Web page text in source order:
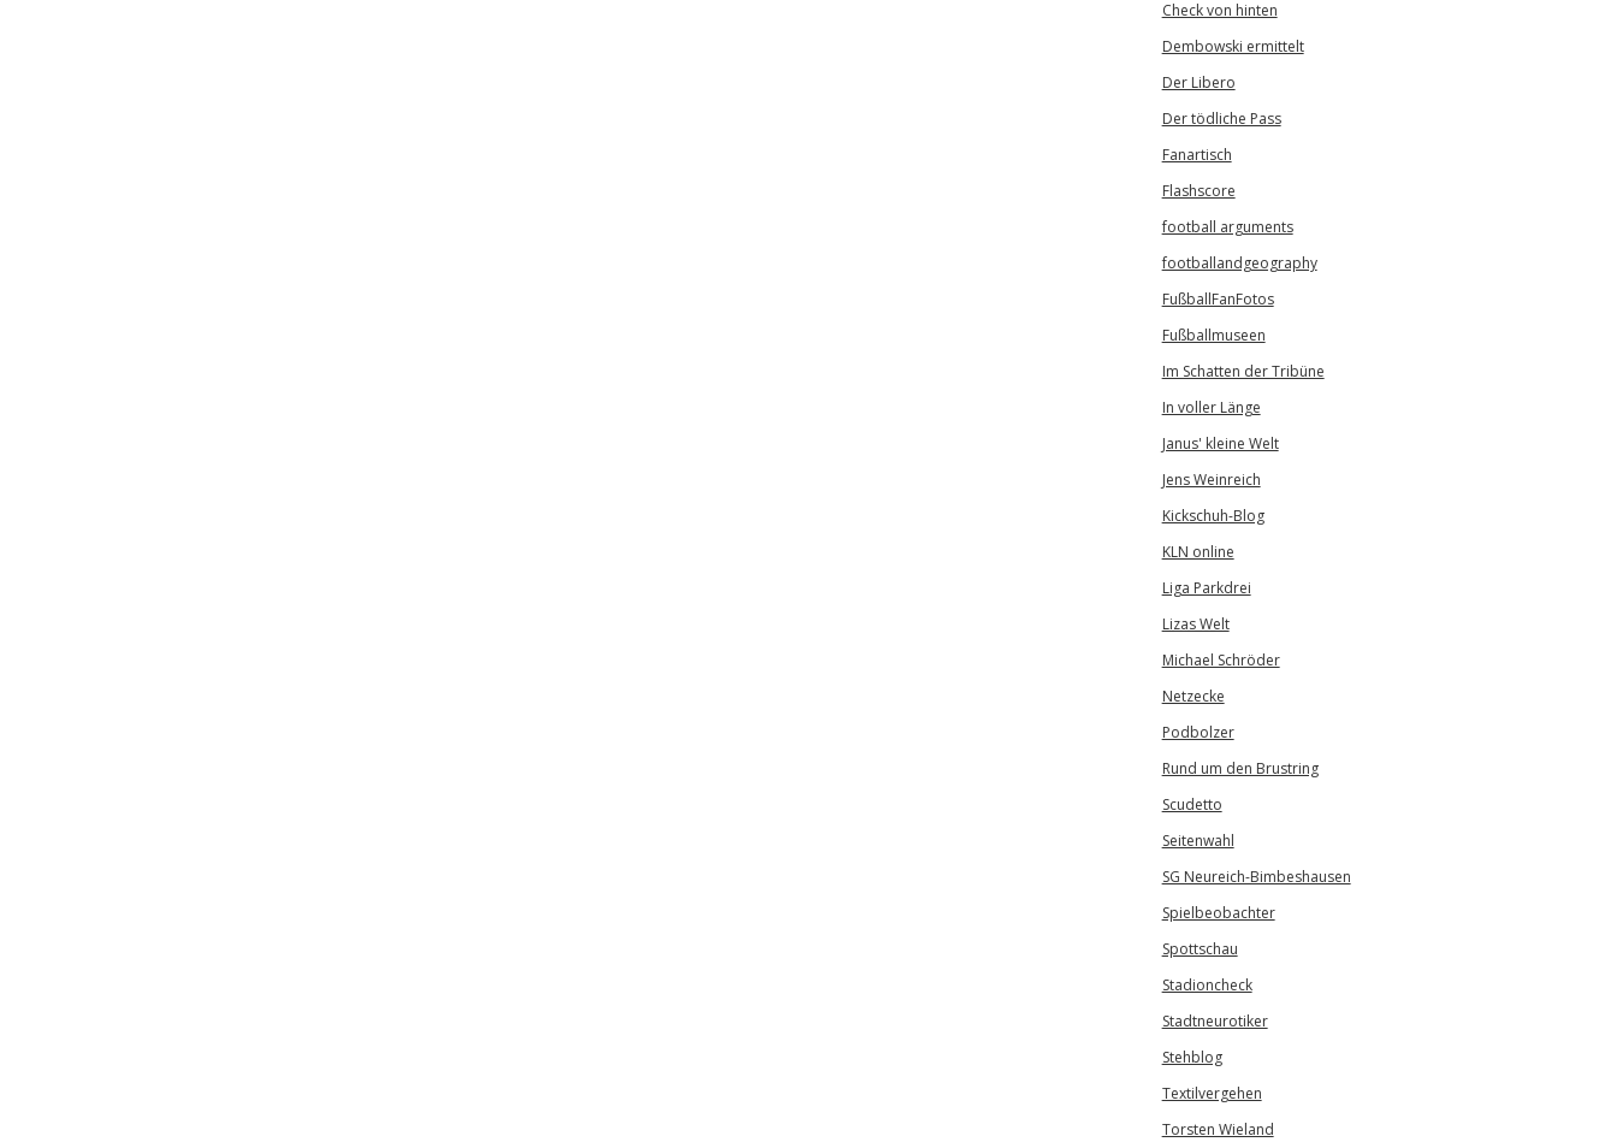
Check von hinten
Dembowski ermittelt
Der Libero
Der tödliche Pass
Fanartisch
Flashscore
football arguments
footballandgeography
FußballFanFotos
Fußballmuseen
Im Schatten der Tribüne
In voller Länge
Janus' kleine Welt
Jens Weinreich
Kickschuh-Blog
KLN online
Liga Parkdrei
Lizas Welt
Michael Schröder
Netzecke
Podbolzer
Rund um den Brustring
Scudetto
Seitenwahl
SG Neureich-Bimbeshausen
Spielbeobachter
Spottschau
Stadioncheck
Stadtneurotiker
Stehblog
Textilvergehen
Torsten Wieland